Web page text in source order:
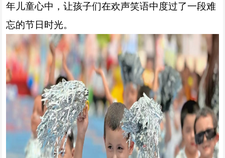
年儿童心中，让孩子们在欢声笑语中度过了一段难
忘的节日时光。